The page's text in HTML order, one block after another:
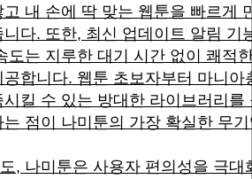
고 내 손에 딱 맞는 웹툰을 빠르게
니다. 또한, 최신 업데이트 알림 기
도는 지루한 대기 시간 없이 쾌적
공합니다. 웹툰 초보자부터 마니아
시킬 수 있는 방대한 라이브러리를
는 점이 나미툰의 가장 확실한 무
, 나미툰은 사용자 편의성을 극대